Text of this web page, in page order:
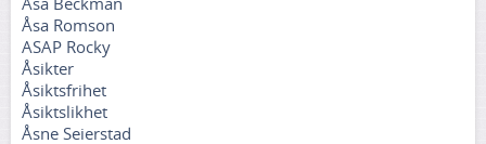
Åsa Romson
ASAP Rocky
Åsikter
Åsiktsfrihet
Åsiktslikhet
Åsne Seierstad